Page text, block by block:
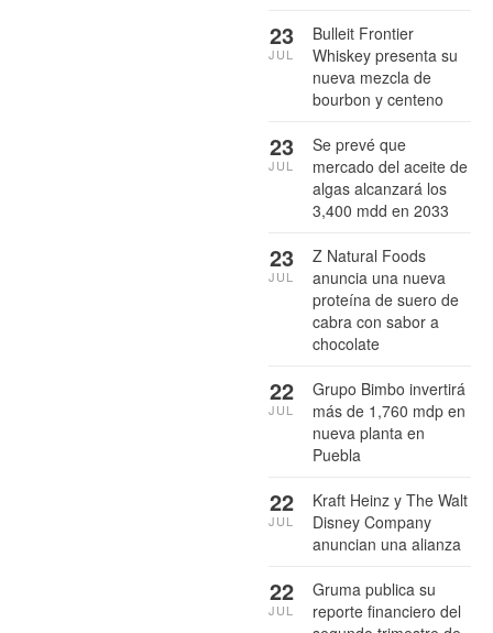
Bulleit Frontier
Whiskey presenta su
nueva mezcla de
bourbon y centeno
23
JUL
Se prevé que
mercado del aceite de
algas alcanzará los
3,400 mdd en 2033
23
JUL
Z Natural Foods
anuncia una nueva
proteína de suero de
cabra con sabor a
chocolate
23
JUL
Grupo Bimbo invertirá
más de 1,760 mdp en
nueva planta en
Puebla
22
JUL
Kraft Heinz y The Walt
Disney Company
anuncian una alianza
22
JUL
Gruma publica su
reporte financiero del
22
JUL